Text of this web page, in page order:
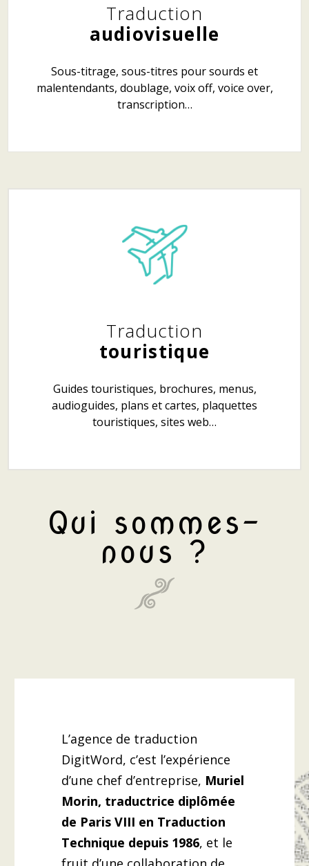
Traduction
audiovisuelle
Sous-titrage, sous-titres pour sourds et
malentendants, doublage, voix off, voice over,
transcription…
Traduction
touristique
Guides touristiques, brochures, menus,
audioguides, plans et cartes, plaquettes
touristiques, sites web…
Qui sommes-
nous ?
L’agence de traduction
DigitWord, c’est l’expérience
d’une chef d’entreprise, Muriel
Morin, traductrice diplômée
de Paris VIII en Traduction
Technique depuis 1986, et le